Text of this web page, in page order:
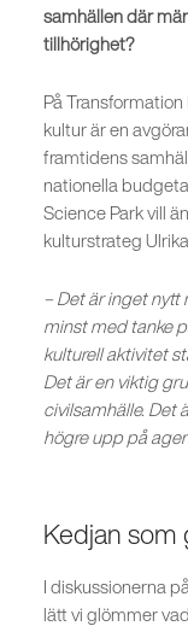
samhällen där
tillhörighet?
På
kultur är en
framtidens
nationella
Science Park vill
kulturstrateg
– Det är inget nytt
minst med tanke
kulturell aktivitet
Det är en viktig
civilsamhälle. Det
högre upp på
Kedjan som
I diskussionerna
lätt vi glömmer